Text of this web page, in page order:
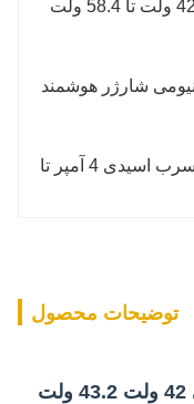
توضیحات محصول
شارژر باتری پلاستیکی و آلومینیومی 42 ولت 43.2 ولت